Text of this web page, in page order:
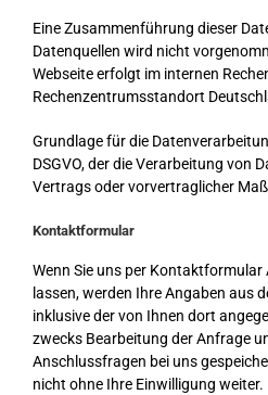
Eine Zusammenführung dieser
Datenquellen wird nicht
Webseite erfolgt im internen
Rechenzentrumsstandort
Grundlage für die
DSGVO, der die Verarbeitung von
Vertrags oder vorvertraglicher
Kontaktformular
Wenn Sie uns per
lassen, werden Ihre Angaben aus
inklusive der von Ihnen dort
zwecks Bearbeitung der Anfrage
Anschlussfragen bei uns
nicht ohne Ihre Einwilligung weiter.